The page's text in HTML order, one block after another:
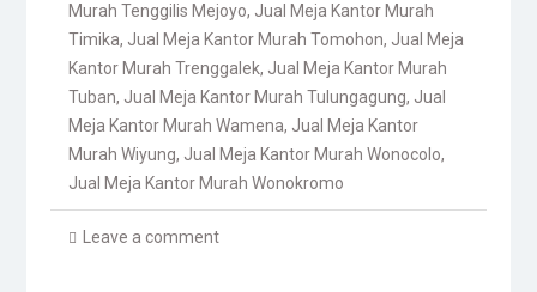
Murah Tenggilis Mejoyo, Jual Meja Kantor Murah
Timika, Jual Meja Kantor Murah Tomohon, Jual Meja
Kantor Murah Trenggalek, Jual Meja Kantor Murah
Tuban, Jual Meja Kantor Murah Tulungagung, Jual
Meja Kantor Murah Wamena, Jual Meja Kantor
Murah Wiyung, Jual Meja Kantor Murah Wonocolo,
Jual Meja Kantor Murah Wonokromo
Leave a comment